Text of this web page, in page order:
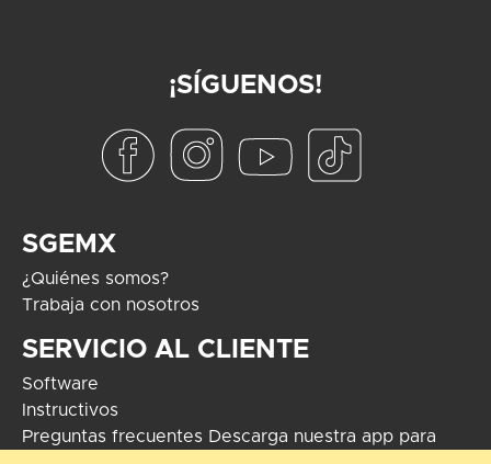
¡SÍGUENOS!
SGEMX
¿Quiénes somos?
Trabaja con nosotros
SERVICIO AL CLIENTE
Software
Instructivos
Preguntas frecuentes Descarga nuestra app para